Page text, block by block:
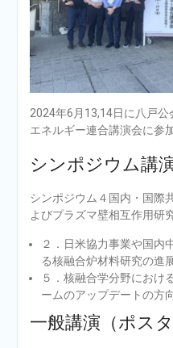
2024年6月13,14日に八戸
エネルギー連合講演会に参
シンポジウム講
シンポジウム４国内・国際
よびプラズマ壁相互作用研
２．日米協力事業や国内
る核融合炉材料研究の進
５．核融合学分野におけ
ームのアップデートの方
一般講演（ポスタ